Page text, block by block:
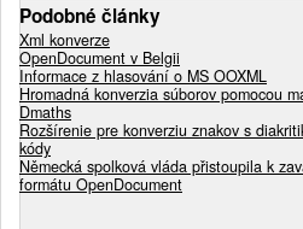
Podobné články
Xml konverze
OpenDocument v Belgii
Informace z hlasování o MS OOXML
Hromadná konverzia súborov pomocou
Dmaths
Rozšírenie pre konverziu znakov s
kódy
Německá spolková vláda přistoupila k
formátu OpenDocument